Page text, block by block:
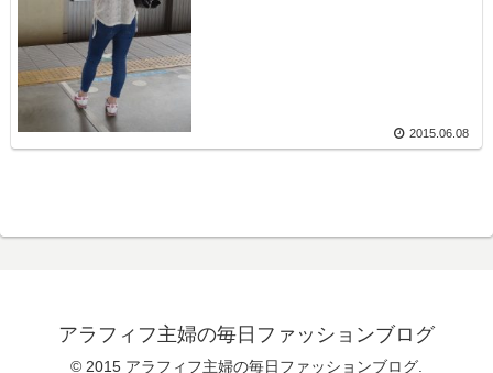
2015.06.08
アラフィフ主婦の毎日ファッションブログ
© 2015 アラフィフ主婦の毎日ファッションブログ.